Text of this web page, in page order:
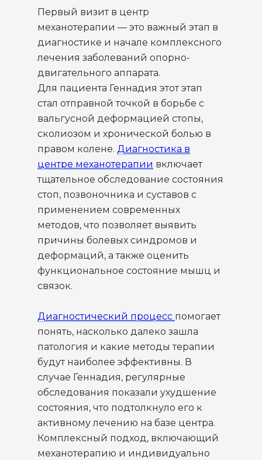
Первый визит в центр
механотерапии — это важный этап в
диагностике и начале комплексного
лечения заболеваний опорно-
двигательного аппарата.
Для пациента Геннадия этот этап
стал отправной точкой в борьбе с
вальгусной деформацией стопы,
сколиозом и хронической болью в
правом колене. Диагностика в
центре механотерапии включает
тщательное обследование состояния
стоп, позвоночника и суставов с
применением современных
методов, что позволяет выявить
причины болевых синдромов и
деформаций, а также оценить
функциональное состояние мышц и
связок.
Диагностический процесс помогает
понять, насколько далеко зашла
патология и какие методы терапии
будут наиболее эффективны. В
случае Геннадия, регулярные
обследования показали ухудшение
состояния, что подтолкнуло его к
активному лечению на базе центра.
Комплексный подход, включающий
механотерапию и индивидуально